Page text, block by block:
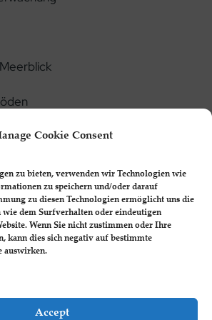
Cookie Consent
zu bieten, verwenden wir Technologien wie
zu speichern und/oder darauf
zu diesen Technologien ermöglicht uns die
wie dem Surfverhalten oder eindeutigen
Wenn Sie nicht zustimmen oder Ihre
kann dies sich negativ auf bestimmte
auswirken.
Accept
die Eröffnung eines
Cafés und Restaurants. In
und Springbrunnen.
tragen zu Ihrem Wohlbefinden
bieten einen
Blick auf den Park, das Meer und
Studio-Apartment ist ideal
die Zukunft
sind bei BATUMI
Beleuchtung
& Merkmale anzeigen